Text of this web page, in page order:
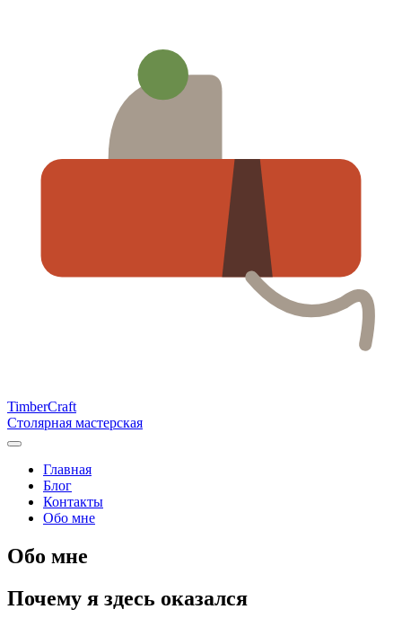
TimberCraft
Столярная мастерская
Главная
Блог
Контакты
Обо мне
Обо мне
Почему я здесь оказался